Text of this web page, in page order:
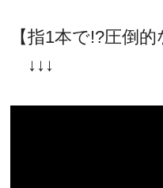
【指1本で!?圧倒的
↓↓↓